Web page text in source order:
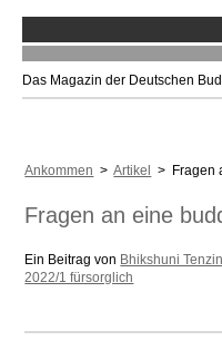
Das Magazin der Deutschen
Ankommen >Artikel > Fragen
Fragen an eine
Ein Beitrag von Bhikshuni
2022/1 fürsorglich